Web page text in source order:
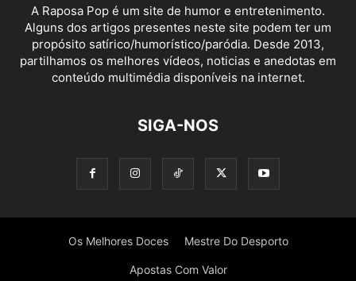
A Raposa Pop é um site de humor e entretenimento.
Alguns dos artigos presentes neste site podem ter um
propósito satírico/humorístico/paródia. Desde 2013,
partilhamos os melhores vídeos, noticias e anedotas em
conteúdo multimédia disponíveis na internet.
SIGA-NOS
Os Melhores Doces Mestre Do Desporto
Apostas Com Valor